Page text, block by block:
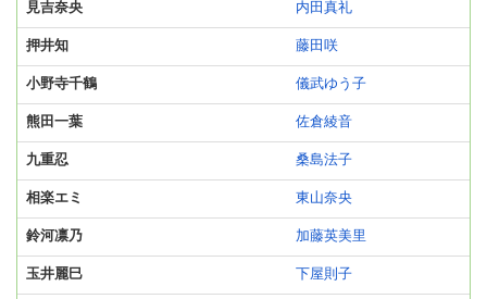
見吉奈央 内田真礼
押井知 藤田咲
小野寺千鶴 儀武ゆう子
熊田一葉 佐倉綾音
九重忍 桑島法子
相楽エミ 東山奈央
鈴河凛乃 加藤英美里
玉井麗巳 下屋則子